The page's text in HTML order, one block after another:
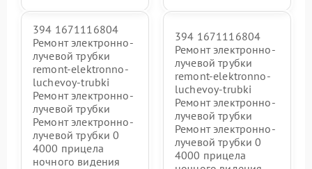
394 1671116804
Ремонт электронно-
лучевой трубки
remont-elektronno-
luchevoy-trubki
Ремонт электронно-
лучевой трубки
Ремонт электронно-
лучевой трубки 0
4000 прицела
ночного видения
394 1671116804
Ремонт электронно-
лучевой трубки
remont-elektronno-
luchevoy-trubki
Ремонт электронно-
лучевой трубки
Ремонт электронно-
лучевой трубки 0
4000 прицела